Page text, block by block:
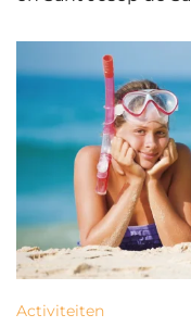
Activiteiten